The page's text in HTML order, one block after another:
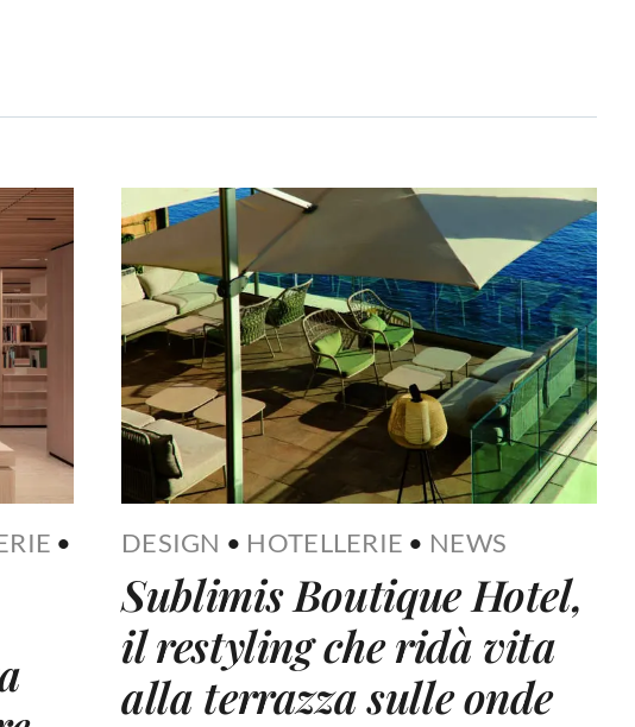
•
DESIGN • HOTELLERIE • NEWS
Sublimis Boutique Hotel,
il restyling che ridà vita
alla terrazza sulle onde